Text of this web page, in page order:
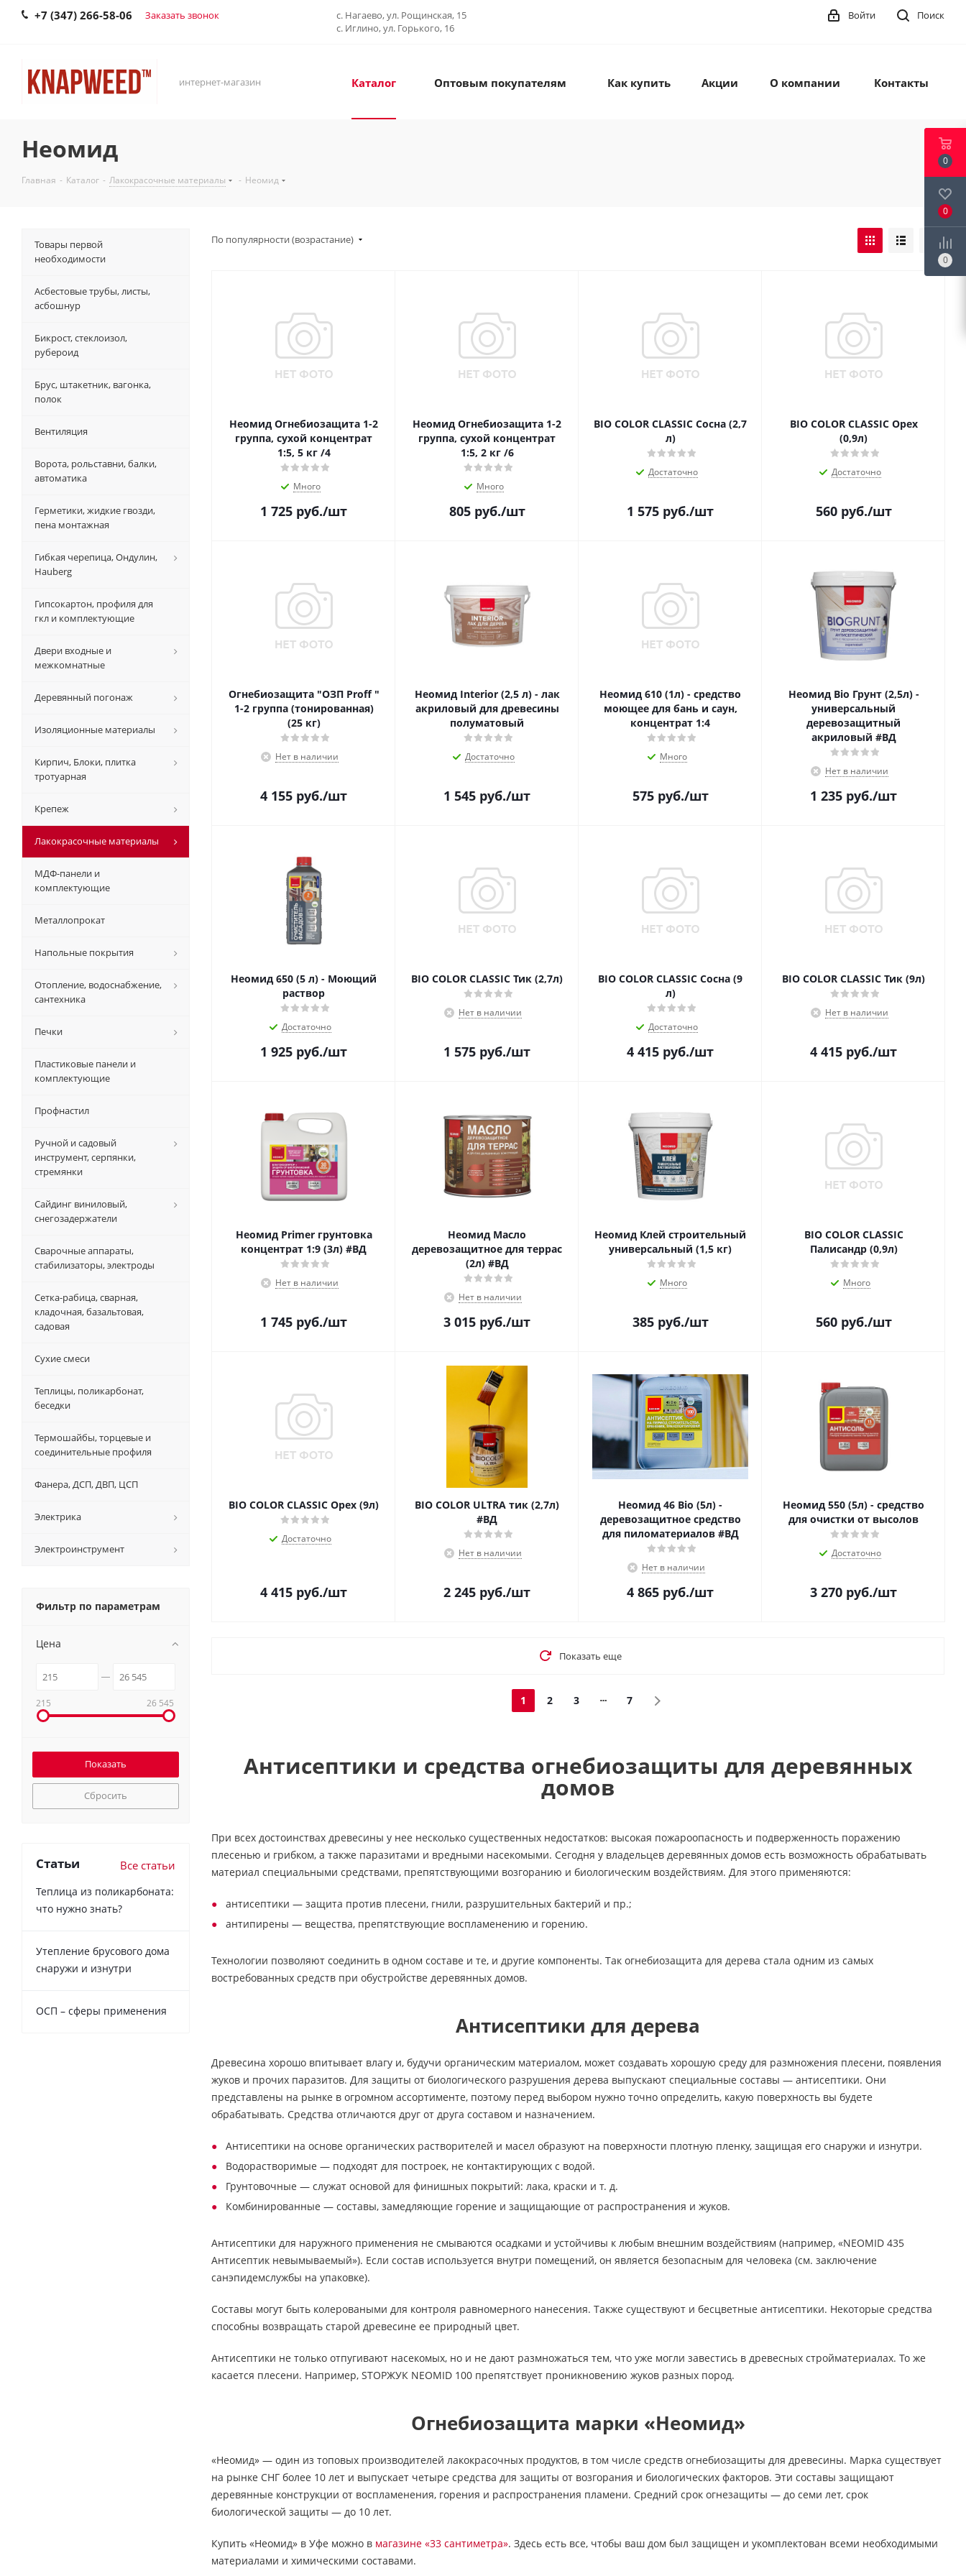
+7 (347) 266-58-06 Заказать звонок
с. Нагаево, ул. Рощинская, 15
с. Иглино, ул. Горького, 16
Поиск
Войти
интернет-магазин Каталог Оптовым покупателям Как купить Акции О компании Контакты
Неомид
Главная - Каталог - Лакокрасочные материалы - Неомид
По популярности (возрастание)
Неомид Огнебиозащита 1-2
группа, сухой концентрат
1:5, 5 кг /4
Много
1 725 руб./шт
Неомид Огнебиозащита 1-2
группа, сухой концентрат
1:5, 2 кг /6
Много
805руб./шт
BIO COLOR CLASSIC Сосна (2,7
л)
Достаточно
1 575 руб./шт
BIO COLOR CLASSIC Орех
(0,9л)
Достаточно
560руб./шт
Огнебиозащита "ОЗП Proff "
1-2 группа (тонированная)
(25 кг)
Нет в наличии
4 155 руб./шт
Неомид Interior (2,5 л) - лак
акриловый для древесины
полуматовый
Достаточно
1 545 руб./шт
Неомид 610 (1л) - средство
моющее для бань и саун,
концентрат 1:4
Много
575руб./шт
Неомид Bio Грунт (2,5л) -
универсальный
деревозащитный
акриловый #ВД
Нет в наличии
1 235 руб./шт
Неомид 650 (5 л) - Моющий
раствор
Достаточно
1 925 руб./шт
BIO COLOR CLASSIC Тик (2,7л)
Нет в наличии
1 575 руб./шт
BIO COLOR CLASSIC Сосна (9
л)
Достаточно
4 415 руб./шт
BIO COLOR CLASSIC Тик (9л)
Нет в наличии
4 415 руб./шт
Неомид Primer грунтовка
концентрат 1:9 (3л) #ВД
Нет в наличии
1 745 руб./шт
Неомид Масло
деревозащитное для террас
(2л) #ВД
Нет в наличии
3 015 руб./шт
Неомид Клей строительный
универсальный (1,5 кг)
Много
385руб./шт
BIO COLOR CLASSIC
Палисандр (0,9л)
Много
560руб./шт
BIO COLOR CLASSIC Орех (9л)
Достаточно
4 415 руб./шт
BIO COLOR ULTRA тик (2,7л)
#ВД
Нет в наличии
2 245 руб./шт
Неомид 46 Bio (5л) -
деревозащитное средство
для пиломатериалов #ВД
Нет в наличии
4 865 руб./шт
Неомид 550 (5л) - средство
для очистки от высолов
Достаточно
3 270 руб./шт
Показать еще
1 2 3 7
Антисептики и средства огнебиозащиты для деревянных
домов
При всех достоинствах древесины у нее несколько существенных недостатков: высокая пожароопасность и подверженность поражению
плесенью и грибком, а также паразитами и вредными насекомыми. Сегодня у владельцев деревянных домов есть возможность обрабатывать
материал специальными средствами, препятствующими возгоранию и биологическим воздействиям. Для этого применяются:
антисептики — защита против плесени, гнили, разрушительных бактерий и пр.;
антипирены — вещества, препятствующие воспламенению и горению.
Технологии позволяют соединить в одном составе и те, и другие компоненты. Так огнебиозащита для дерева стала одним из самых
востребованных средств при обустройстве деревянных домов.
Антисептики для дерева
Древесина хорошо впитывает влагу и, будучи органическим материалом, может создавать хорошую среду для размножения плесени, появления
жуков и прочих паразитов. Для защиты от биологического разрушения дерева выпускают специальные составы — антисептики. Они
представлены на рынке в огромном ассортименте, поэтому перед выбором нужно точно определить, какую поверхность вы будете
обрабатывать. Средства отличаются друг от друга составом и назначением.
Антисептики на основе органических растворителей и масел образуют на поверхности плотную пленку, защищая его снаружи и изнутри.
Водорастворимые — подходят для построек, не контактирующих с водой.
Грунтовочные — служат основой для финишных покрытий: лака, краски и т. д.
Комбинированные — составы, замедляющие горение и защищающие от распространения и жуков.
Антисептики для наружного применения не смываются осадками и устойчивы к любым внешним воздействиям (например, «NEOMID 435
Антисептик невымываемый»). Если состав используется внутри помещений, он является безопасным для человека (см. заключение
санэпидемслужбы на упаковке).
Составы могут быть колероваными для контроля равномерного нанесения. Также существуют и бесцветные антисептики. Некоторые средства
способны возвращать старой древесине ее природный цвет.
Антисептики не только отпугивают насекомых, но и не дают размножаться тем, что уже могли завестись в древесных стройматериалах. То же
касается плесени. Например, STOPЖУК NEOMID 100 препятствует проникновению жуков разных пород.
Огнебиозащита марки «Неомид»
«Неомид» — один из топовых производителей лакокрасочных продуктов, в том числе средств огнебиозащиты для древесины. Марка существует
на рынке СНГ более 10 лет и выпускает четыре средства для защиты от возгорания и биологических факторов. Эти составы защищают
деревянные конструкции от воспламенения, горения и распространения пламени. Средний срок огнезащиты — до семи лет, срок
биологической защиты — до 10 лет.
Купить «Неомид» в Уфе можно в магазине «33 сантиметра». Здесь есть все, чтобы ваш дом был защищен и укомплектован всеми необходимыми
материалами и химическими составами.
Товары первой
необходимости
Асбестовые трубы, листы,
асбошнур
Бикрост, стеклоизол,
рубероид
Брус, штакетник, вагонка,
полок
Вентиляция
Ворота, рольставни, балки,
автоматика
Герметики, жидкие гвозди,
пена монтажная
Гибкая черепица, Ондулин,
Hauberg
Гипсокартон, профиля для
гкл и комплектующие
Двери входные и
межкомнатные
Деревянный погонаж
Изоляционные материалы
Кирпич, Блоки, плитка
тротуарная
Крепеж
Лакокрасочные материалы
МДФ-панели и
комплектующие
Металлопрокат
Напольные покрытия
Отопление, водоснабжение,
сантехника
Печки
Пластиковые панели и
комплектующие
Профнастил
Ручной и садовый
инструмент, серпянки,
стремянки
Сайдинг виниловый,
снегозадержатели
Сварочные аппараты,
стабилизаторы, электроды
Сетка-рабица, сварная,
кладочная, базальтовая,
садовая
Сухие смеси
Теплицы, поликарбонат,
беседки
Термошайбы, торцевые и
соединительные профиля
Фанера, ДСП, ДВП, ЦСП
Электрика
Электроинструмент
Фильтр по параметрам
Цена
215 26 545
Сбросить
Статьи Все статьи
Теплица из поликарбоната:
что нужно знать?
Утепление брусового дома
снаружи и изнутри
ОСП – сферы применения
0
0
0